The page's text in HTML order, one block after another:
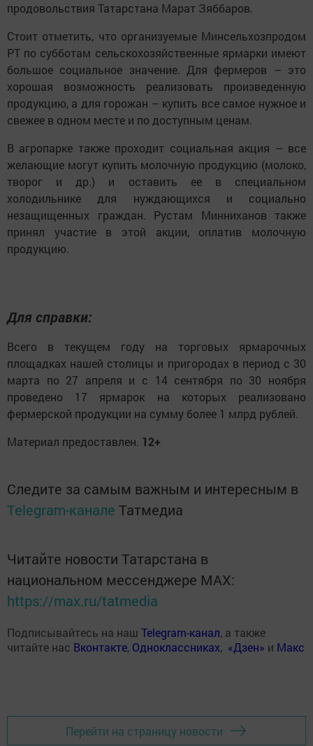
продовольствия Татарстана Марат Зяббаров.
Стоит отметить, что организуемые Минсельхозпродом
РТ по субботам сельскохозяйственные ярмарки имеют
большое социальное значение. Для фермеров – это
хорошая возможность реализовать произведенную
продукцию, а для горожан – купить все самое нужное и
свежее в одном месте и по доступным ценам.
В агропарке также проходит социальная акция – все
желающие могут купить молочную продукцию (молоко,
творог и др.) и оставить ее в специальном
холодильнике для нуждающихся и социально
незащищенных граждан. Рустам Минниханов также
принял участие в этой акции, оплатив молочную
продукцию.
Для справки:
Всего в текущем году на торговых ярмарочных
площадках нашей столицы и пригородах в период с 30
марта по 27 апреля и с 14 сентября по 30 ноября
проведено 17 ярмарок на которых реализовано
фермерской продукции на сумму более 1 млрд рублей.
Материал предоставлен. 12+
Следите за самым важным и интересным в
Telegram-канале Татмедиа
Читайте новости Татарстана в
национальном мессенджере MАХ:
https://max.ru/tatmedia
Подписывайтесь на наш Telegram-канал, а также
читайте нас Вконтакте, Одноклассниках, «Дзен» и Макс
Перейти на страницу новости